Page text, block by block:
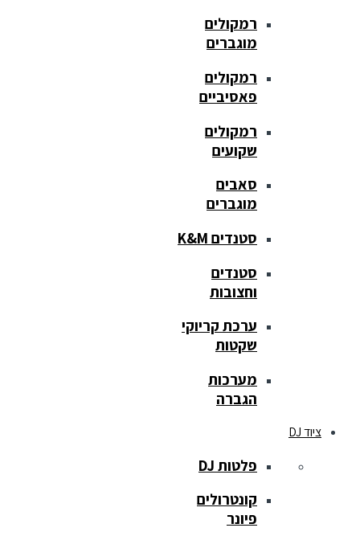
רמקולים
מוגברים
רמקולים
פאסיביים
רמקולים
שקועים
סאבים
מוגברים
סטנדים K&M
סטנדים
וחצובות
ערכת קריוקי
שקטות
מערכות
הגברה
ציוד DJ
פלטות DJ
קונטרולים
פיונר